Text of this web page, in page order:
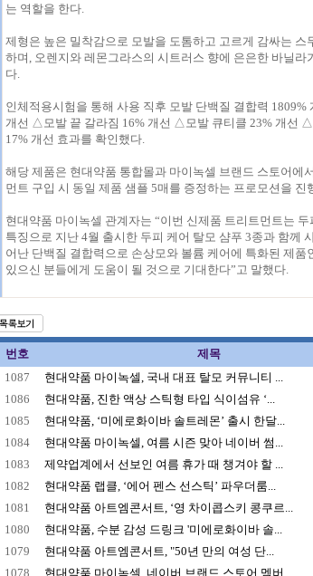
는 역할을 한다.
제형은 높은 밀착감으로 모발을 도톰하고 고르게 감싸는
하며, 오렌지와 레몬그라스의 시트러스 향에 은은한 바닐
다.
인체적용시험을 통해 사용 직후 모발 단백질 결합력
개선 △모발 끝 갈라짐 16% 개선 △모발 큐티클 23% 개선
17% 개선 효과를 확인했다.
해당 제품은 현대약품 통합몰과 마이녹셀 브랜드 스토어에
먼트 구입 시 동일 제품 샘플 5매를 증정하는 프로모션을 진
현대약품 마이녹셀 관계자는 “이번 신제품 트리트먼트는
특징으로 지난 4월 출시한 두피 케어 탈모 샴푸 3종과 함께
어난 단백질 결합력으로 손상모와 볼륨 케어에 특화된 제
있으신 분들에게 도움이 될 것으로 기대한다”고 말했다.
번호 제목
1087
현대약품 마이녹셀, 국내 대표 탈모 커뮤니티 ...
1086
현대약품, 진한 액상 스틱형 타입 식이섬유 ‘...
1085
현대약품, ‘미에로화이바 솔트레몬’ 출시 한달...
1084
현대약품 마이녹셀, 여름 시즌 맞아 네이버 썸...
1083
제약업계에서 선보인 여름 휴가 때 챙겨야 할 ...
1082
현대약품 랩클, ‘에어 펜스 선스틱’ 파우더룸...
1081
현대약품 아트엠콘서트, ‘영 차이콥스키 콩쿠르...
1080
현대약품, 수분 감성 드링크 '미에로화이바 솔...
1079
현대약품 아트엠콘서트, "50년 만의 여성 단...
1078
현대약품 마이녹셀, 네이버 브랜드 스토어 멤버...